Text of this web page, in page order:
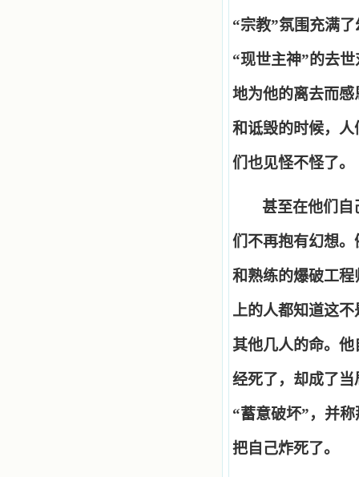
“宗教”氛围充满
“现世主神”的去
地为他的离去而
和诋毁的时候，
们也见怪不怪了。
甚至在他们自
们不再抱有幻想
和熟练的爆破工
上的人都知道这
其他几人的命。
经死了，却成了
“蓄意破坏”，并
把自己炸死了。